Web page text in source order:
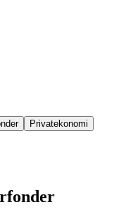
Privatekonomi